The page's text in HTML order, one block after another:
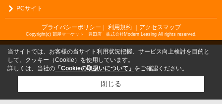
PCサイト
プライバシーポリシー ｜ 利用規約 ｜アクセスマップ
Copyright(c) 部屋マーケット 豊田店 株式会社Modern Leasing All rights reserved.
当サイトでは、お客様の当サイト利用状況把握、サービス向上検討を目的と
して、クッキー（Cookie）を使用しています。
詳しくは、当社の 「Cookieの取扱いについて」 をご確認ください。
閉じる